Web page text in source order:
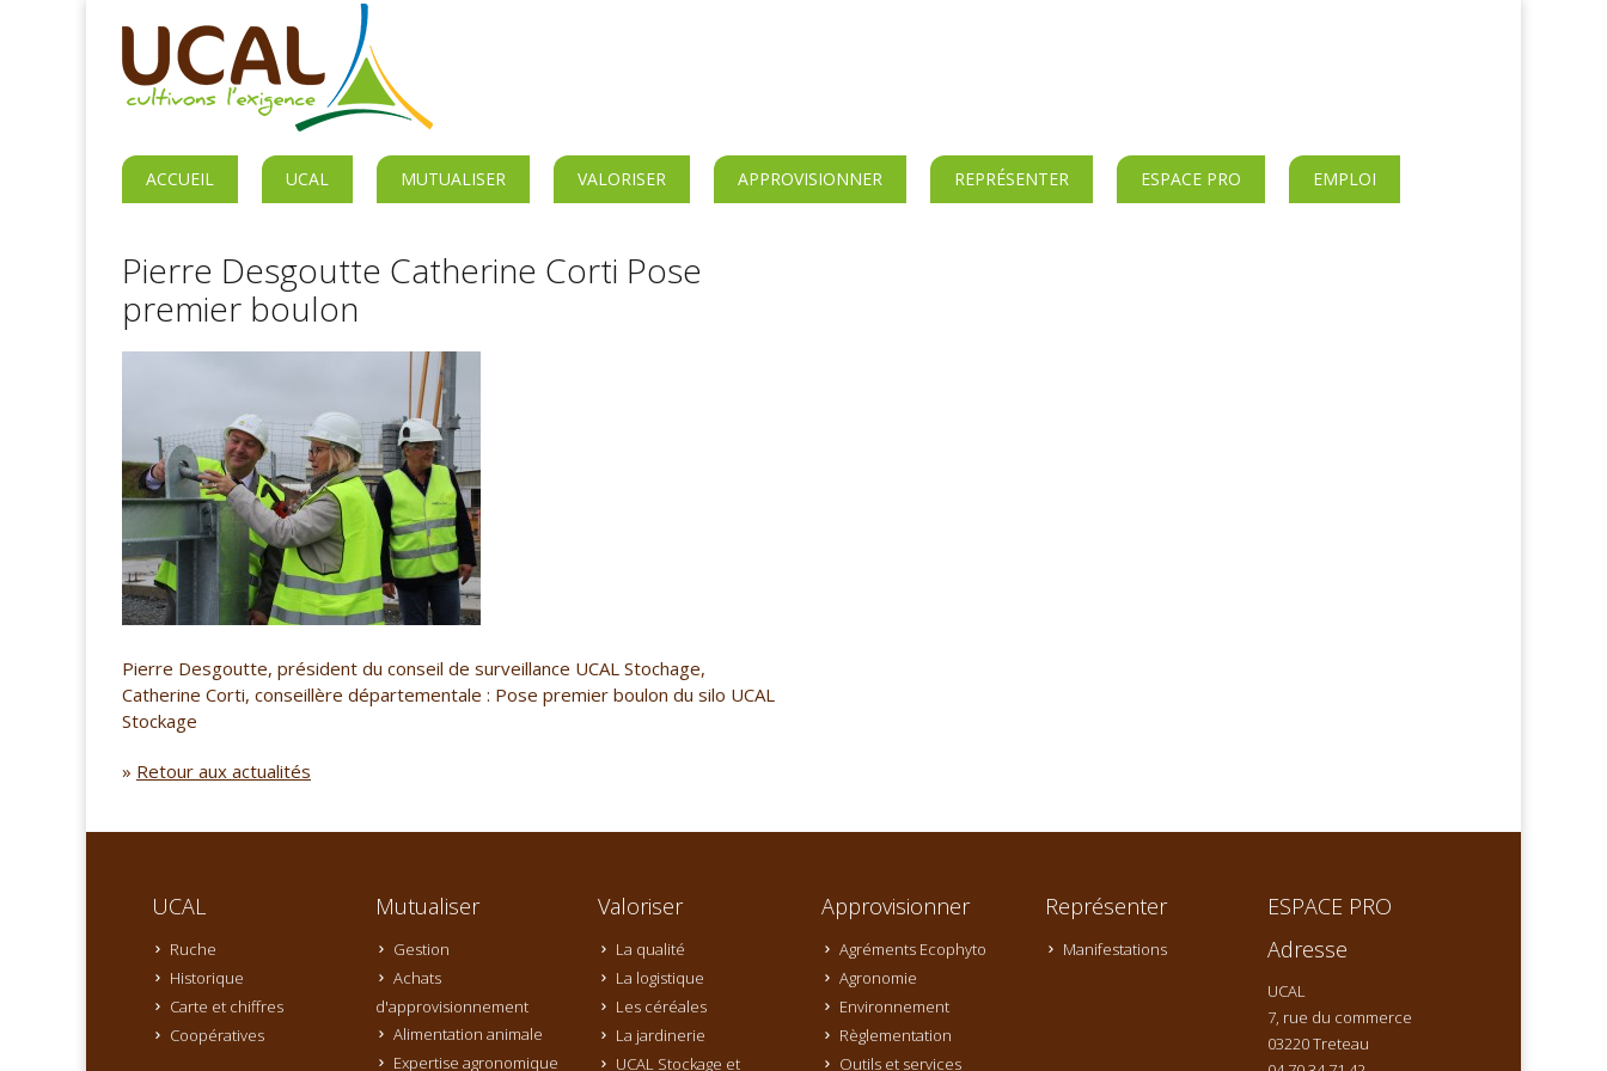
ACCUEIL UCAL MUTUALISER VALORISER APPROVISIONNER REPRÉSENTER ESPACE PRO EMPLOI
Pierre Desgoutte Catherine Corti Pose
premier boulon
Pierre Desgoutte, président du conseil de surveillance UCAL Stochage,
Catherine Corti, conseillère départementale : Pose premier boulon du silo UCAL
Stockage
» Retour aux actualités
UCAL
Ruche
Historique
Carte et chiffres
Coopératives
Mutualiser
Gestion
Achats
d'approvisionnement
Alimentation animale
Expertise agronomique
Valoriser
La qualité
La logistique
Les céréales
La jardinerie
UCAL Stockage et
Approvisionner
Agréments Ecophyto
Agronomie
Environnement
Règlementation
Outils et services
Représenter
Manifestations
ESPACE PRO
Adresse
UCAL
7, rue du commerce
03220 Treteau